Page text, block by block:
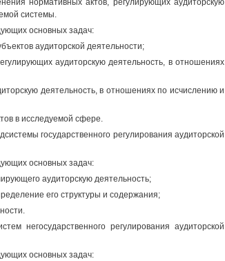
нормативных актов, регулирующих аудиторскую
системы.
основных задач:
аудиторской деятельности;
аудиторскую деятельность, в отношениях
деятельность, в отношениях по исчислению и
в исследуемой сфере.
государственного регулирования аудиторской
основных задач:
аудиторскую деятельность;
его структуры и содержания;
негосударственного регулирования аудиторской
основных задач: